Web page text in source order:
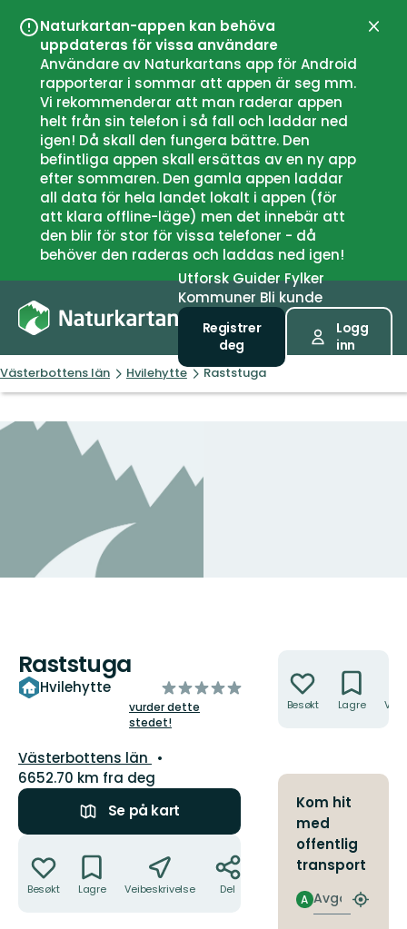
Naturkartan-appen kan behöva
uppdateras för vissa användare
Användare av Naturkartans app för Android
rapporterar i sommar att appen är seg mm.
Vi rekommenderar att man raderar appen
helt från sin telefon i så fall och laddar ned
igen! Då skall den fungera bättre. Den
befintliga appen skall ersättas av en ny app
efter sommaren. Den gamla appen laddar
all data för hela landet lokalt i appen (för
att klara offline-läge) men det innebär att
den blir för stor för vissa telefoner - då
behöver den raderas och laddas ned igen!
Lukk
UtforskGuiderFylker
Kommuner Bli kunde
Registrer
deg
Logg
inn
Västerbottens län Hvilehytte Raststuga
Raststuga
Hvilehytte
av
5
stjerner
vurder dette
stedet!
Fylke:
Västerbottens län
6652.70 km fra deg
Se på kart
Besøkt Lagre Veibeskrivelse Del
Besøkt Lagre
Kom hit
med
offentlig
transport
Avgang
A
Finn